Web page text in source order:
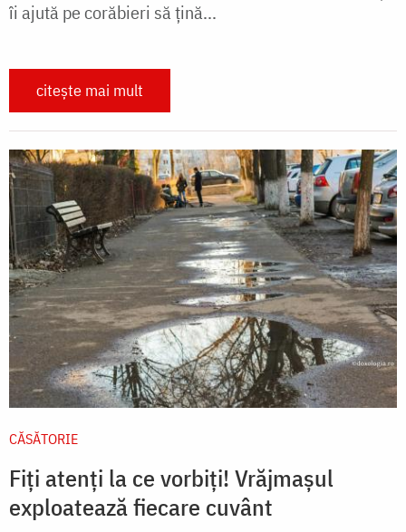
îi ajută pe corăbieri să ţină...
citește mai mult
CĂSĂTORIE
Fiți atenți la ce vorbiți! Vrăjmașul
exploatează fiecare cuvânt